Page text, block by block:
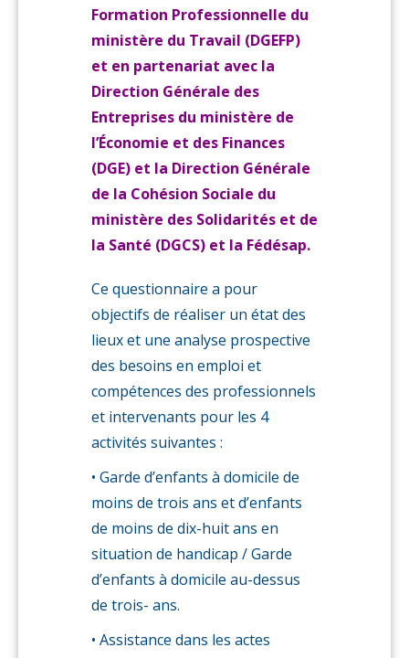
Formation Professionnelle du
ministère du Travail (DGEFP)
et en partenariat avec la
Direction Générale des
Entreprises du ministère de
l’Économie et des Finances
(DGE) et la Direction Générale
de la Cohésion Sociale du
ministère des Solidarités et de
la Santé (DGCS) et la Fédésap.
Ce questionnaire a pour
objectifs de réaliser un état des
lieux et une analyse prospective
des besoins en emploi et
compétences des professionnels
et intervenants pour les 4
activités suivantes :
• Garde d’enfants à domicile de
moins de trois ans et d’enfants
de moins de dix-huit ans en
situation de handicap / Garde
d’enfants à domicile au-dessus
de trois- ans.
• Assistance dans les actes